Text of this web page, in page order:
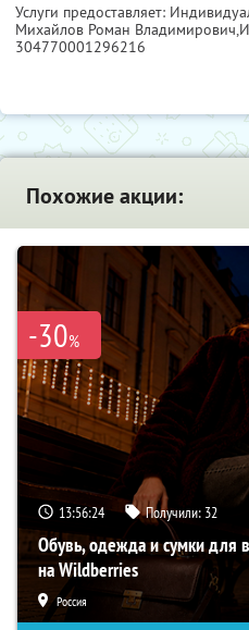
Услуги предоставляет:
Михайлов Роман Владимирович,
304770001296216
Похожие акции:
-30%
13:56:23 Получили: 32
Обувь, одежда и сумки для
на Wildberries
Россия